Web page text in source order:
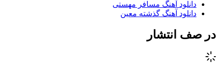
دانلود آهنگ مسافر مهستی
دانلود آهنگ گذشته معین
در صف انتشار